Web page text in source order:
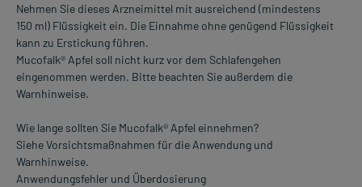
Nehmen Sie dieses Arzneimittel mit ausreichend (mindestens
150 ml) Flüssigkeit ein. Die Einnahme ohne genügend Flüssigkeit
kann zu Erstickung führen.
Mucofalk® Apfel soll nicht kurz vor dem Schlafengehen
eingenommen werden. Bitte beachten Sie außerdem die
Warnhinweise.
Wie lange sollten Sie Mucofalk® Apfel einnehmen?
Siehe Vorsichtsmaßnahmen für die Anwendung und
Warnhinweise.
Anwendungsfehler und Überdosierung